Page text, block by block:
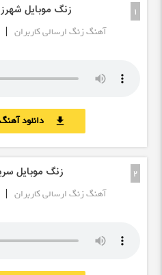
1 زنگ موبایل
آهنگ زنگ ارسالی کاربران |
download دانلود
2 زنگ موبایل
آهنگ زنگ ارسالی کاربران |